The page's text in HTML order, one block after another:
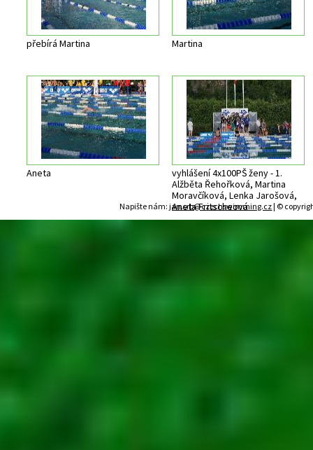
přebírá Martina Martina
Aneta
vyhlášení 4x100PŠ ženy - 1.
Alžběta Řehořková, Martina
Moravčíková, Lenka Jarošová,
Aneta Fritscheová
Napište nám:jan.srb@czechswimming.cz| ©